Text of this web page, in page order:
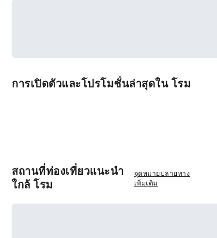
การเปิดตัวและโปรโมชั่นล่าสุดใน โรม
สถานที่ท่องเที่ยวแนะนำ
ใกล้ โรม
จุดหมายปลายทาง
เพิ่มเติม